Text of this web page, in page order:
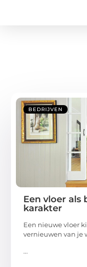
BEDRIJVEN
Een vloer als
karakter
Een nieuwe vloer
vernieuwen van je
...